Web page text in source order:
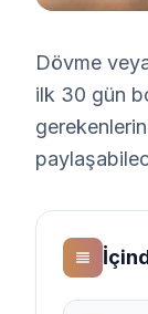
Dövme
ilk 30 gün